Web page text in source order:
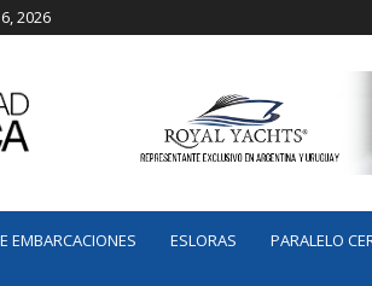
2026
EMBARCACIONES ESLORAS PARALELO